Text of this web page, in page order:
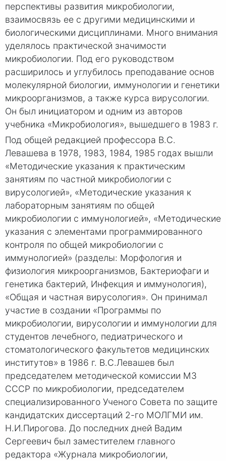
перспективы развития микробиологии,
взаимосвязь ее с другими медицинскими и
биологическими дисциплинами. Много внимания
уделялось практической значимости
микробиологии. Под его руководством
расширилось и углубилось преподавание основ
молекулярной биологии, иммунологии и генетики
микроорганизмов, а также курса вирусологии.
Он был инициатором и одним из авторов
учебника «Микробиология», вышедшего в 1983 г.
Под общей редакцией профессора В.С.
Левашева в 1978, 1983, 1984, 1985 годах вышли
«Методические указания к практическим
занятиям по частной микробиологии с
вирусологией», «Методические указания к
лабораторным занятиям по общей
микробиологии с иммунологией», «Методические
указания с элементами программированного
контроля по общей микробиологии с
иммунологией» (разделы: Морфология и
физиология микроорганизмов, Бактериофаги и
генетика бактерий, Инфекция и иммунология),
«Общая и частная вирусология». Он принимал
участие в создании «Программы по
микробиологии, вирусологии и иммунологии для
студентов лечебного, педиатрического и
стоматологического факультетов медицинских
институтов» в 1986 г. В.С.Левашев был
председателем методической комиссии МЗ
СССР по микробиологии, председателем
специализированного Ученого Совета по защите
кандидатских диссертаций 2-го МОЛГМИ им.
Н.И.Пирогова. До последних дней Вадим
Сергеевич был заместителем главного
редактора «Журнала микробиологии,